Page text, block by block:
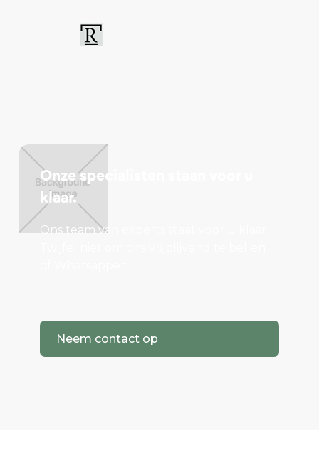
Onze specialisten staan voor u
klaar.
Ons team van experts staat voor u klaar.
Neem contact op